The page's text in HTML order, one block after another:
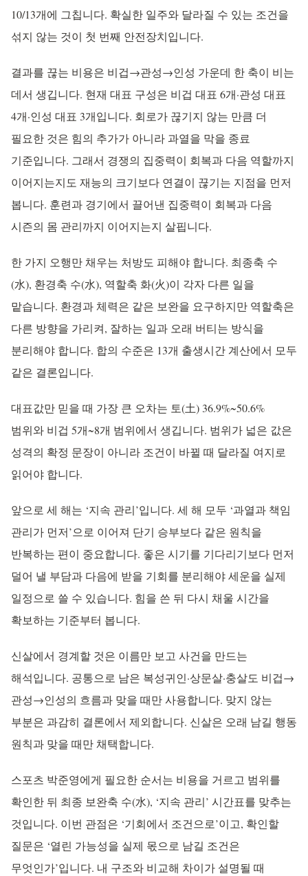
10/13개에 그칩니다. 확실한 일주와 달라질 수 있는 조건을
섞지 않는 것이 첫 번째 안전장치입니다.
결과를 끊는 비용은 비겁→관성→인성 가운데 한 축이 비는
데서 생깁니다. 현재 대표 구성은 비겁 대표 6개·관성 대표
4개·인성 대표 3개입니다. 회로가 끊기지 않는 만큼 더
필요한 것은 힘의 추가가 아니라 과열을 막을 종료
기준입니다. 그래서 경쟁의 집중력이 회복과 다음 역할까지
이어지는지도 재능의 크기보다 연결이 끊기는 지점을 먼저
봅니다. 훈련과 경기에서 끌어낸 집중력이 회복과 다음
시즌의 몸 관리까지 이어지는지 살핍니다.
한 가지 오행만 채우는 처방도 피해야 합니다. 최종축 수
(水), 환경축 수(水), 역할축 화(火)이 각자 다른 일을
맡습니다. 환경과 체력은 같은 보완을 요구하지만 역할축은
다른 방향을 가리켜, 잘하는 일과 오래 버티는 방식을
분리해야 합니다. 합의 수준은 13개 출생시간 계산에서 모두
같은 결론입니다.
대표값만 믿을 때 가장 큰 오차는 토(土) 36.9%~50.6%
범위와 비겁 5개~8개 범위에서 생깁니다. 범위가 넓은 값은
성격의 확정 문장이 아니라 조건이 바뀔 때 달라질 여지로
읽어야 합니다.
앞으로 세 해는 ‘지속 관리’입니다. 세 해 모두 ‘과열과 책임
관리가 먼저’으로 이어져 단기 승부보다 같은 원칙을
반복하는 편이 중요합니다. 좋은 시기를 기다리기보다 먼저
덜어 낼 부담과 다음에 받을 기회를 분리해야 세운을 실제
일정으로 쓸 수 있습니다. 힘을 쓴 뒤 다시 채울 시간을
확보하는 기준부터 봅니다.
신살에서 경계할 것은 이름만 보고 사건을 만드는
해석입니다. 공통으로 남은 복성귀인·상문살·충살도 비겁→
관성→인성의 흐름과 맞을 때만 사용합니다. 맞지 않는
부분은 과감히 결론에서 제외합니다. 신살은 오래 남길 행동
원칙과 맞을 때만 채택합니다.
스포츠 박준영에게 필요한 순서는 비용을 거르고 범위를
확인한 뒤 최종 보완축 수(水), ‘지속 관리’ 시간표를 맞추는
것입니다. 이번 관점은 ‘기회에서 조건으로’이고, 확인할
질문은 ‘열린 가능성을 실제 몫으로 남길 조건은
무엇인가’입니다. 내 구조와 비교해 차이가 설명될 때